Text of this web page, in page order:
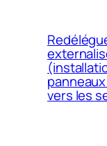
vers les